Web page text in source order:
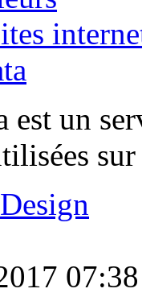
est un
07:38